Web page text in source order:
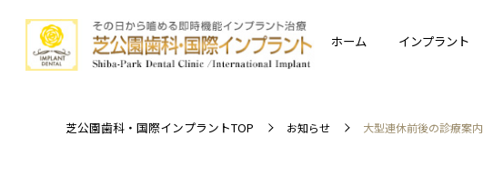
ホーム インプラント
芝公園歯科・国際インプラントTOP お知らせ 大型連休前後の診療案内